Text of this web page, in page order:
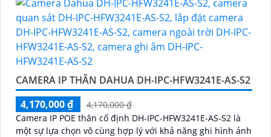
CAMERA IP THÂN DAHUA DH-IPC-HFW3241E-AS-S2
4,170,000 ₫
4,170,000 ₫
Camera IP POE thân cố định DH-IPC-HFW3241E-AS-S2 là
một sự lựa chọn vô cùng hợp lý với khả năng ghi hình ảnh